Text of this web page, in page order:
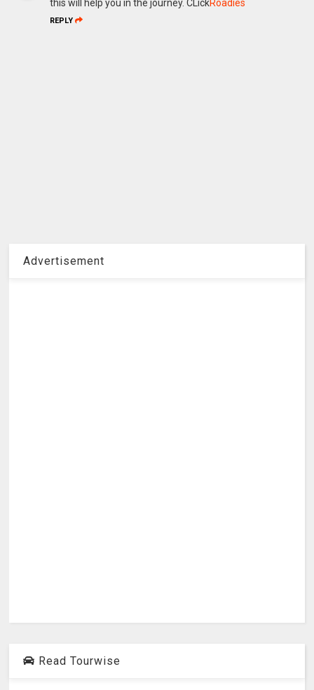
this will help you in the journey. CLickRoadies
REPLY
Advertisement
Read Tourwise